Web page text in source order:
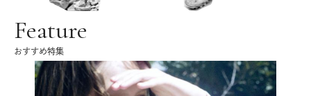
Feature
おすすめ特集